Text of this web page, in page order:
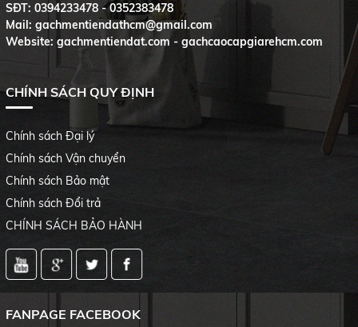
SĐT: 0394233478 - 0352383478
Mail: gachmentiendathcm@gmail.com
Website: gachmentiendat.com - gachcaocapgiarehcm.com
CHÍNH SÁCH QUY ĐỊNH
Chính sách Đại lý
Chính sách Vận chuyển
Chính sách Bảo mật
Chính sách Đổi trả
CHÍNH SÁCH BẢO HÀNH
FANPAGE FACEBOOK